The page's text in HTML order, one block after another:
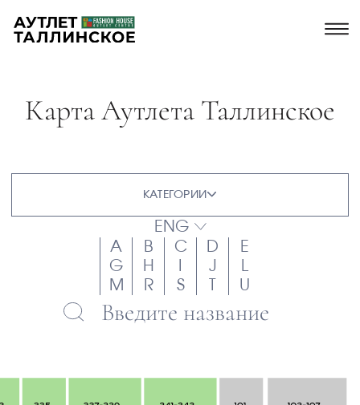
Карта Аутлета Таллинское
КАТЕГОРИИ
ENG
A
B C D
E
G
H J
M
R S U